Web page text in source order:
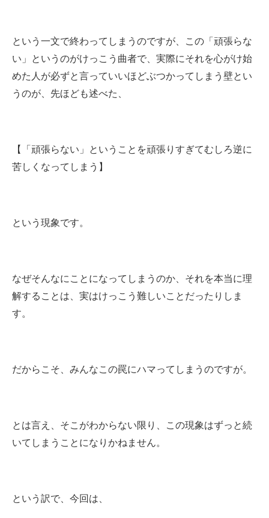
という一文で終わってしまうのですが、この「頑張らな
い」というのがけっこう曲者で、実際にそれを心がけ始
めた人が必ずと言っていいほどぶつかってしまう壁とい
うのが、先ほども述べた、
【「頑張らない」ということを頑張りすぎてむしろ逆に
苦しくなってしまう】
という現象です。
なぜそんなにことになってしまうのか、それを本当に理
解することは、実はけっこう難しいことだったりしま
す。
だからこそ、みんなこの罠にハマってしまうのですが。
とは言え、そこがわからない限り、この現象はずっと続
いてしまうことになりかねません。
という訳で、今回は、